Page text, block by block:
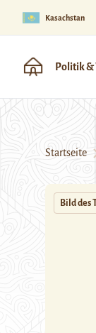
Kasachstan
Politik
Startseite
Bild des